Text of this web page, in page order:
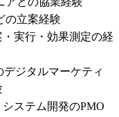
の立案経験
実行・効果測定の経
デジタルマーケティ
ステム開発のPMO